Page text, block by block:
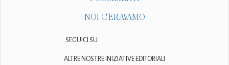
NOI C'ERAVAMO
SEGUICI SU
ALTRE NOSTRE INIZIATIVE EDITORIALI